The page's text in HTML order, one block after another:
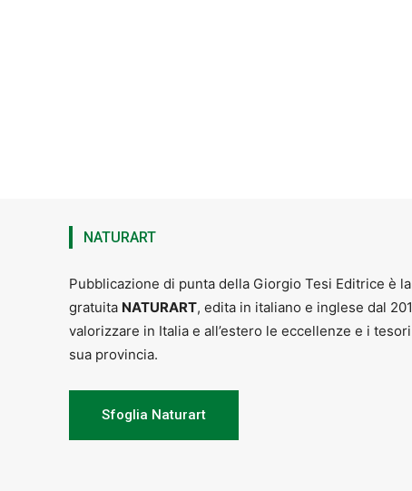
NATURART
Pubblicazione di punta della Giorgio Tesi Editrice è
gratuita NATURART, edita in italiano e inglese dal
valorizzare in Italia e all’estero le eccellenze e i
sua provincia.
Sfoglia Naturart